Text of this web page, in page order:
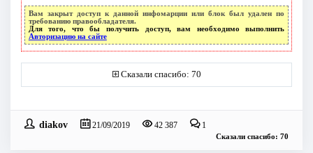
Вам закрыт доступ к данной инфомарции или блок был удален по
требованию правообладателя.
Для того, что бы получить доступ, вам необходимо выполнить
Авторизацию на сайте
Сказали спасибо: 70
diakov 21/09/2019 42 387 1
Сказали спасибо: 70